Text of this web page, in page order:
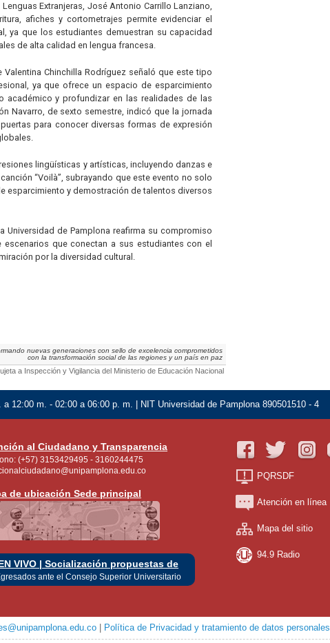
Extranjeras, José Antonio Carrillo Lanziano,
afiches y cortometrajes permite evidenciar el
ya que los estudiantes demuestran su capacidad
de alta calidad en lengua francesa.
Chinchilla Rodríguez señaló que este tipo
ya que ofrece un espacio de esparcimiento
y profundizar en las realidades de las
Navarro, de sexto semestre, indicó que la jornada
para conocer diversas formas de expresión
lingüísticas y artísticas, incluyendo danzas e
“Voilà”, subrayando que este evento no solo
esparcimiento y demostración de talentos diversos
Universidad de Pamplona reafirma su compromiso
que conectan a sus estudiantes con el
por la diversidad cultural.
nuevas generaciones con sello de excelencia comprometidos
con la transformación social de las regiones y un país en paz
a Inspección y Vigilancia del Ministerio de Educación Nacional
12:00 m. - 02:00 a 06:00 p. m. | NIT Universidad de Pamplona 890501510 - 4
al Ciudadano y Transparencia
(+57) 3153429495 - 3160244475
de ubicación Sede principal
VIVO | Socialización propuestas de
ante el Consejo Superior Universitario
PQRSDF
Atención en línea
Mapa del sitio
94.9 Radio
| Política de Privacidad y tratamiento de datos personales